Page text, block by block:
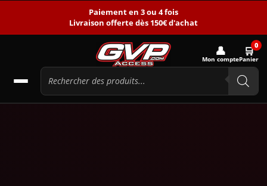
Paiement en 3 ou 4 fois
Livraison offerte dès 150€ d'achat
👤
Mon compte
🛒0
Panier